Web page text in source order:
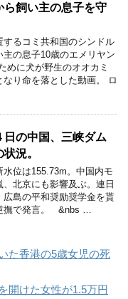
ら飼い主の息子を守
するコミ共和国のシンドル
の息子10歳のエメリヤン
めに犬が野生のオオカミ
り命を落とした動画。 ロ
日の中国、三峡ダム
況。
位は155.73m。中国内モ
北京にも影響及ぶ。連日
島の平和奨励奨学金を貰
撫で発言。 &nbs …
た香港の5歳女児の死
開けた女性が1.5万円